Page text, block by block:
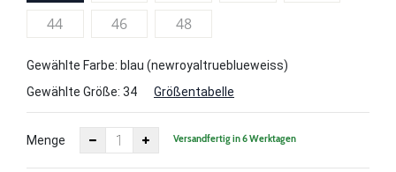
44
46 48
Gewählte Farbe: blau (newroyaltrueblueweiss)
Gewählte Größe: 34 Größentabelle
Menge Versandfertig in 6 Werktagen